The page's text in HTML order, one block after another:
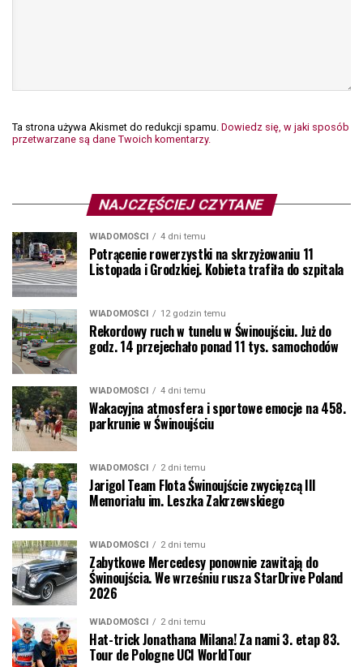
Ta strona używa Akismet do redukcji spamu. Dowiedz się, w jaki sposób
przetwarzane są dane Twoich komentarzy.
NAJCZĘŚCIEJ CZYTANE
WIADOMOŚCI 4 dni temu
Potrącenie rowerzystki na skrzyżowaniu 11
Listopada i Grodzkiej. Kobieta trafiła do szpitala
WIADOMOŚCI 12 godzin temu
Rekordowy ruch w tunelu w Świnoujściu. Już do
godz. 14 przejechało ponad 11 tys. samochodów
WIADOMOŚCI 4 dni temu
Wakacyjna atmosfera i sportowe emocje na 458.
parkrunie w Świnoujściu
WIADOMOŚCI 2 dni temu
Jarigol Team Flota Świnoujście zwycięzcą III
Memoriału im. Leszka Zakrzewskiego
WIADOMOŚCI 2 dni temu
Zabytkowe Mercedesy ponownie zawitają do
Świnoujścia. We wrześniu rusza StarDrive Poland
2026
WIADOMOŚCI 2 dni temu
Hat-trick Jonathana Milana! Za nami 3. etap 83.
Tour de Pologne UCI WorldTour